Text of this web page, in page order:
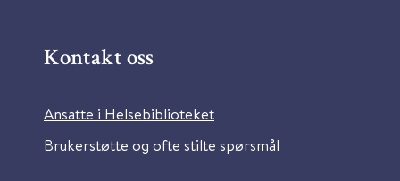
Kontakt oss
Ansatte i Helsebiblioteket
Brukerstøtte og ofte stilte spørsmål